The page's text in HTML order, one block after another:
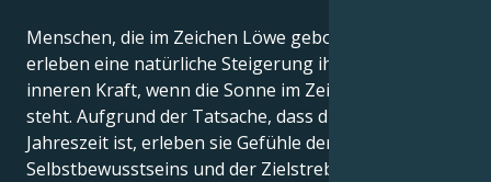
Menschen, die im Zeichen Löwe geboren sind,
erleben eine natürliche Steigerung ihrer eigenen
inneren Kraft, wenn die Sonne im Zeichen Löwe
steht. Aufgrund der Tatsache, dass dies ihre
Jahreszeit ist, erleben sie Gefühle der Macht, des
Selbstbewusstseins und der Zielstrebigkeit. Die